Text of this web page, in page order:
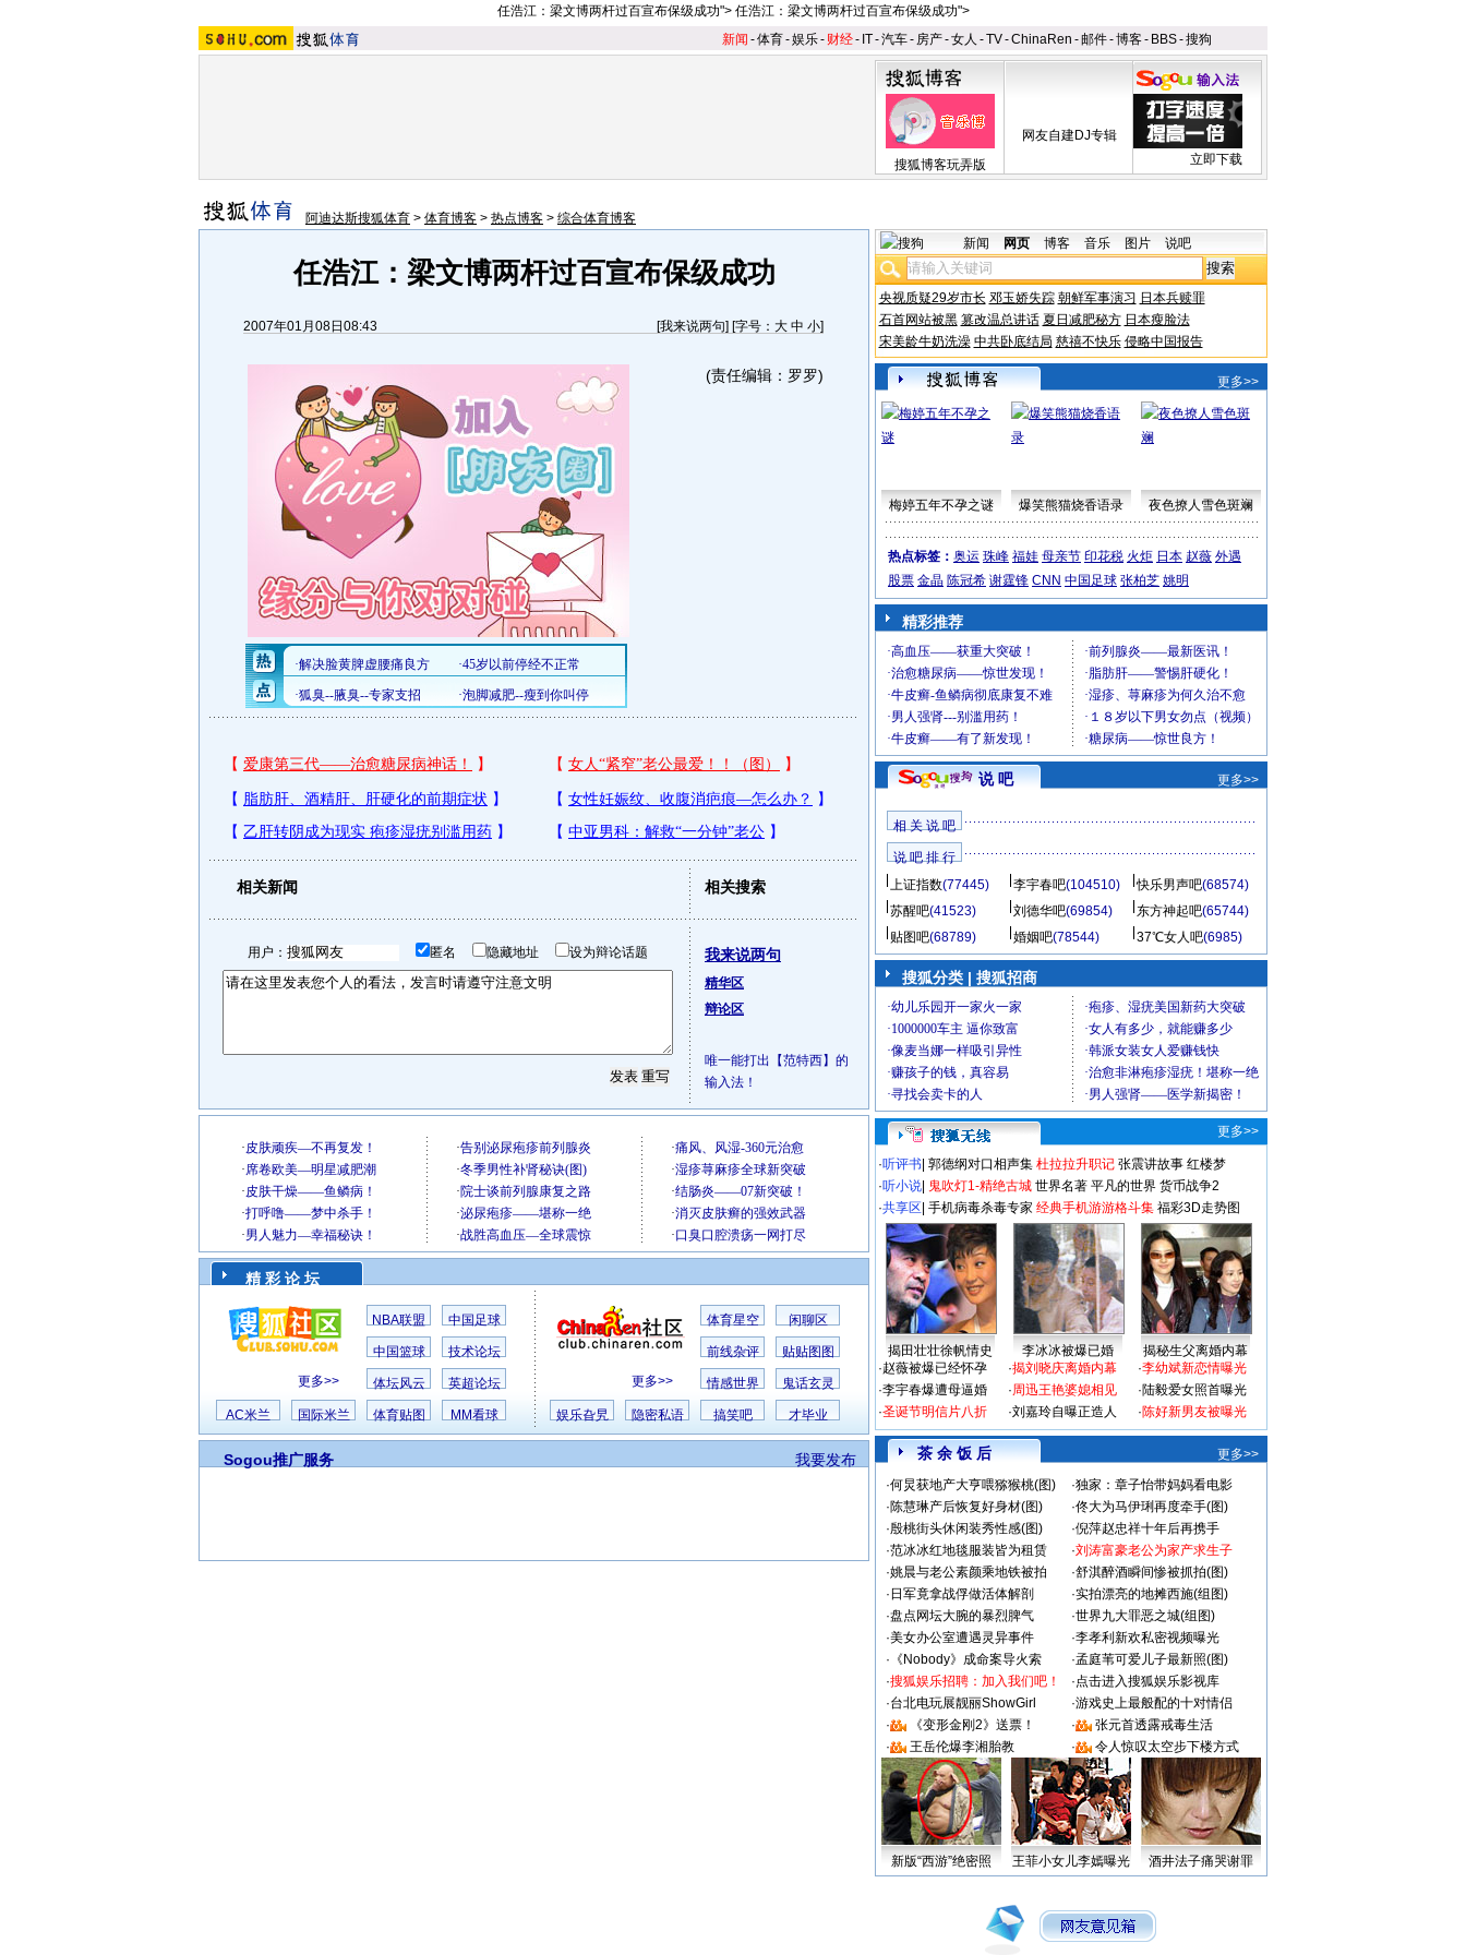
任浩江： 梁文博两杆过百宣布保级成功"> 任浩江： 梁文博两杆过百宣布保级成功">
新闻 -体育-娱乐- 财经- IT-汽车- 房产-女人 -TV-ChinaRen -邮件-博客- BBS-搜狗
搜狐博客玩弄版
网友自建DJ专辑
立即下载
阿迪达斯搜狐体育 > 体育博客 > 热点博客 > 综合体育博客
任浩江： 梁文博两杆过百宣布保级成功
2007年01月08日08:43 [我来说两句] [字号： 大 中 小]
(责任编辑：罗罗)
相关新闻 相关搜索
用户： 匿名 隐藏地址 设为辩论话题 我来说两句
精华区
辩论区
唯一能打出【范特西】的
输入法！
精 彩 论 坛
更多>>
NBA联盟 中国足球
中国篮球 技术论坛
体坛风云 英超论坛
AC米兰 国际米兰 体育贴图 MM看球
更多>>
体育星空 闲聊区
前线杂评 贴贴图图
情感世界 鬼话玄灵
娱乐旮旯 隐密私语 搞笑吧 才毕业
我要发布
Sogou推广服务
新闻 网页 博客 音乐 图片 说吧
央视质疑29岁市长 邓玉娇失踪 朝鲜军事演习 日本兵赎罪
石首网站被黑 篡改温总讲话 夏日减肥秘方 日本瘦脸法
宋美龄牛奶洗澡 中共卧底结局 慈禧不快乐 侵略中国报告
更多>>
梅婷五年不孕之谜 爆笑熊猫烧香语录 夜色撩人雪色斑斓
热点标签： 奥运 珠峰 福娃 母亲节 印花税 火炬 日本 赵薇 外遇
股票 金晶 陈冠希 谢霆锋 CNN 中国足球 张柏芝 姚明
精彩推荐
说 吧 更多>>
相 关 说 吧
说 吧 排 行
上证指数(77445) 李宇春吧(104510) 快乐男声吧(68574)
苏醒吧(41523) 刘德华吧(69854) 东方神起吧(65744)
贴图吧(68789) 婚姻吧(78544) 37℃女人吧(6985)
搜狐分类 | 搜狐招商
更多>>
·听评书 郭德纲对口相声集 杜拉拉升职记 张震讲故事 红楼梦
·听小说 鬼吹灯1-精绝古城 世界名著 平凡的世界 货币战争2
·共享区 手机病毒杀毒专家 经典手机游游格斗集 福彩3D走势图
揭田壮壮徐帆情史 李冰冰被爆已婚
揭秘生父离婚内幕
·赵薇被爆已经怀孕
·李宇春爆遭母逼婚
·圣诞节明信片八折
·揭刘晓庆离婚内幕
·周迅王艳婆媳相见
·刘嘉玲自曝正造人
·李幼斌新恋情曝光
·陆毅爱女照首曝光
·陈好新男友被曝光
茶 余 饭 后
更多>>
·何炅获地产大亨喂猕猴桃(图) ·独家：章子怡带妈妈看电影
·陈慧琳产后恢复好身材(图) ·佟大为马伊琍再度牵手(图)
·殷桃街头休闲装秀性感(图) ·倪萍赵忠祥十年后再携手
·范冰冰红地毯服装皆为租赁 ·刘涛富豪老公为家产求生子
·姚晨与老公素颜乘地铁被拍 ·舒淇醉酒瞬间惨被抓拍(图)
· 日军竟拿战俘做活体解剖 ·实拍漂亮的地摊西施(组图)
·盘点网坛大腕的暴烈脾气 ·世界九大罪恶之城(组图)
·美女办公室遭遇灵异事件 ·李孝利新欢私密视频曝光
· 《Nobody》成命案导火索 ·孟庭苇可爱儿子最新照(图)
·搜狐娱乐招聘：加入我们吧！ ·点击进入搜狐娱乐影视库
·台北电玩展靓丽ShowGirl ·游戏史上最般配的十对情侣
·
《变形金刚2》送票！ ·
张元首透露戒毒生活
·
王岳伦爆李湘胎教 · 令人惊叹太空步下楼方式
新版“西游”绝密照 王菲小女儿李嫣曝光 酒井法子痛哭谢罪